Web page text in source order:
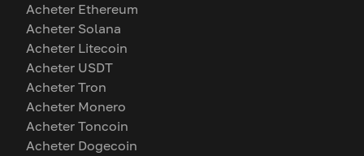
Acheter Ethereum
Acheter Solana
Acheter Litecoin
Acheter USDT
Acheter Tron
Acheter Monero
Acheter Toncoin
Acheter Dogecoin